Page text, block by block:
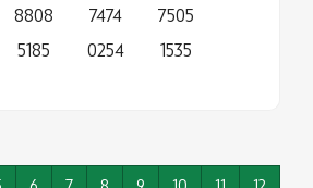
8808
5185
7474
0254
7505
1535